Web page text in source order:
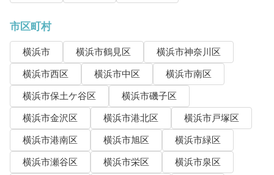
市区町村
横浜市 横浜市鶴見区
横浜市神奈川区
横浜市西区
横浜市中区
横浜市南区
横浜市保土ケ谷区
横浜市磯子区
横浜市金沢区
横浜市港北区
横浜市戸塚区
横浜市港南区
横浜市旭区
横浜市緑区
横浜市瀬谷区
横浜市栄区
横浜市泉区